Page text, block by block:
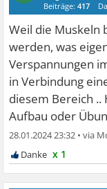
Beiträge:417
Weil die Muskeln
werden, was
Verspannungen
in Verbindung
diesem Bereich ..
Aufbau oder
28.01.2024 23:32 •
x 1